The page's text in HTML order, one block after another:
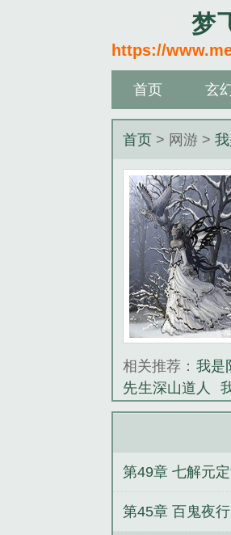
梦
https://
首页 玄
首页 > 网游 >
相关推荐： 我是
先生深山道人
阳先生那些年
带土图片 盗墓
第49章 七解元
第45章 百鬼夜行